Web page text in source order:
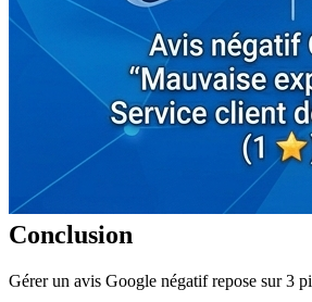
Conclusion
Gérer un avis Google négatif repose sur 3